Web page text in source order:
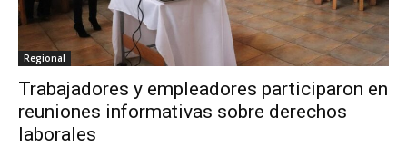
Regional
Trabajadores y empleadores participaron en
reuniones informativas sobre derechos
laborales